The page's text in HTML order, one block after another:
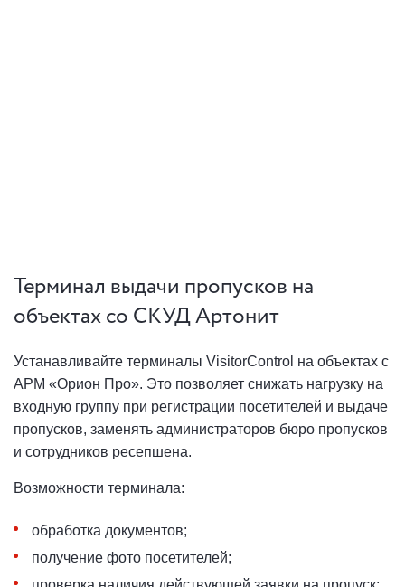
Терминал выдачи пропусков на
объектах со СКУД Артонит
Устанавливайте терминалы VisitorControl на объектах с
АРМ «Орион Про». Это позволяет снижать нагрузку на
входную группу при регистрации посетителей и выдаче
пропусков, заменять администраторов бюро пропусков
и сотрудников ресепшена.
Возможности терминала:
обработка документов;
получение фото посетителей;